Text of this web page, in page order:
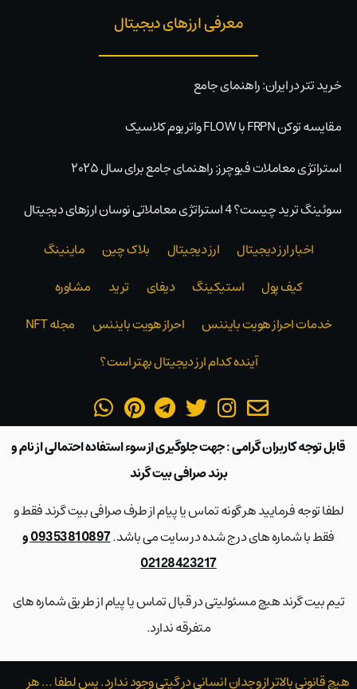
معرفی ارزهای دیجیتال
خرید تتر در ایران: راهنمای جامع
مقایسه توکن FRPN با FLOW واتریوم کلاسیک
استراتژی معاملات فیوچرز: راهنمای جامع برای سال ۲۰۲۵
سوئینگ ترید چیست؟ 4 استراتژی معاملاتی نوسان ارزهای دیجیتال
اخبار ارز دیجیتال
ارز دیجیتال بلاک‌ چین
ماینینگ
کیف پول
استیکینگ دیفای ترید
مشاوره
خدمات احراز هویت بایننس
احراز هویت بایننس
مجله NFT
آینده کدام ارز دیجیتال بهتر است؟
قابل توجه کاربران گرامی : جهت جلوگیری از سوء استفاده احتمالی از نام و
برند صرافی بیت گرند
لطفا توجه فرمایید هر گونه تماس یا پیام از طرف صرافی بیت گرند فقط و
فقط با شماره های درج شده در سایت می باشد.
09353810897 و
02128423217
تیم بیت گرند هیچ مسئولیتی در قبال تماس یا پیام از طریق شماره های
متفرقه ندارد.
هیچ قانونی بالاتر از وجدان انسانی در گیتی وجود ندارد. پس لطفا … هر